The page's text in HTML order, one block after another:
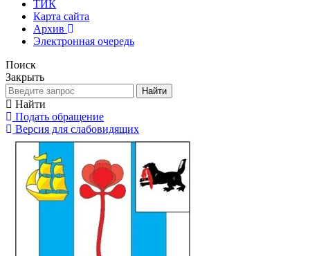
ТИК
Карта сайта
Архив
Электронная очередь
Поиск
Закрыть
Найти
Найти
Подать обращение
Версия для слабовидящих